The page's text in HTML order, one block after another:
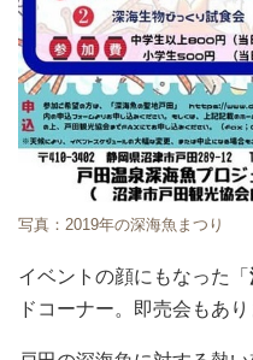
写真：2019年の深海魚まつり
イベントの顔にもなった「
ドコーナー。即売会もあり